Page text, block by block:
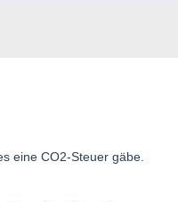
eine CO2-Steuer gäbe.